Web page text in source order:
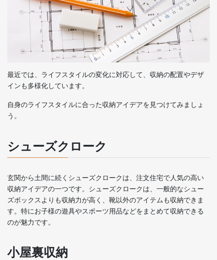
最近では、ライフスタイルの変化に対応して、収納の配置やデザ
インも多様化しています。
自身のライフスタイルに合った収納アイデアを見つけてみましょ
う。
シューズクローク
玄関から土間に続くシューズクロークは、注文住宅で人気の高い
収納アイデアの一つです。シューズクロークは、一般的なシュー
ズボックスよりも収納力が高く、靴以外のアイテムも収納できま
す。特にお子様の遊具やスポーツ用品などをまとめて収納できる
のが魅力です。
小屋裏収納